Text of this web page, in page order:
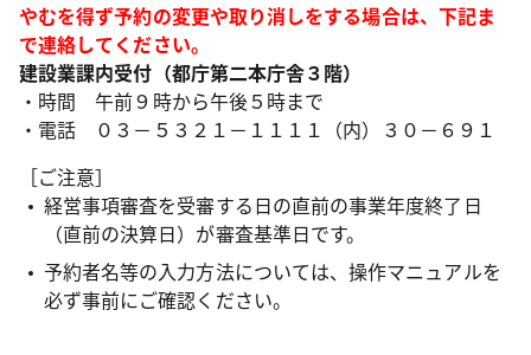
やむを得ず予約の変更や取り消しをする場合は、下記ま
で連絡してください。
建設業課内受付（都庁第二本庁舎３階）
・時間 午前９時から午後５時まで
・電話 ０３－５３２１－１１１１（内）３０－６９１
［ご注意］
経営事項審査を受審する日の直前の事業年度終了日
（直前の決算日）が審査基準日です。
予約者名等の入力方法については、操作マニュアルを
必ず事前にご確認ください。